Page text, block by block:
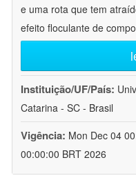
e uma rota que tem
efeito floculante de
Instituição/UF/País:
Catarina - SC - Brasil
Vigência: Mon Dec 04
00:00:00 BRT 2026